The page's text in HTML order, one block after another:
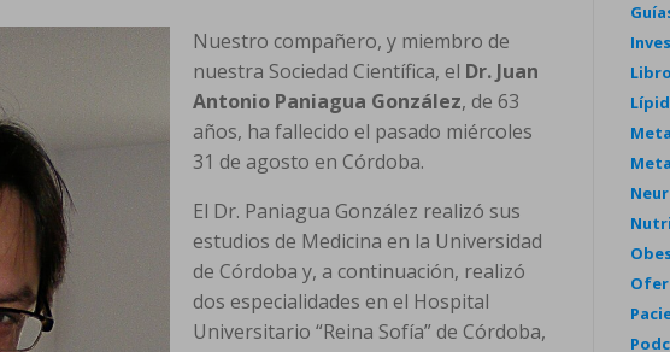
Nuestro compañero, y miembro de
nuestra Sociedad Científica, el Dr. Juan
Antonio Paniagua González, de 63
años, ha fallecido el pasado miércoles
31 de agosto en Córdoba.
El Dr. Paniagua González realizó sus
estudios de Medicina en la Universidad
de Córdoba y, a continuación, realizó
dos especialidades en el Hospital
Universitario “Reina Sofía” de Córdoba,